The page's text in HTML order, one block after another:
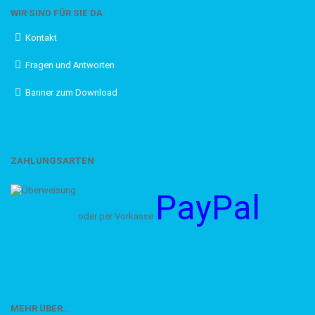
WIR SIND FÜR SIE DA
Kontakt
Fragen und Antworten
Banner zum Download
ZAHLUNGSARTEN
oder per Vorkasse PayPal
MEHR ÜBER...